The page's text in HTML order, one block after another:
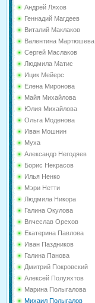
Андрей Ляхов
Геннадий Магдеев
Виталий Маклаков
Валентина Мартюшева
Сергей Маслаков
Людмила Матис
Ицик Мейерс
Елена Миронова
Майя Михайлова
Юлия Михайлова
Ольга Моденова
Иван Мошнин
Муха
Александр Негодяев
Борис Некрасов
Илья Ненко
Мэри Нетти
Людмила Никора
Галина Окулова
Вячеслав Орехов
Екатерина Павлова
Иван Паздников
Галина Панова
Дмитрий Покровский
Алексей Полуяхтов
Марина Полыгалова
Михаил Полыгалов